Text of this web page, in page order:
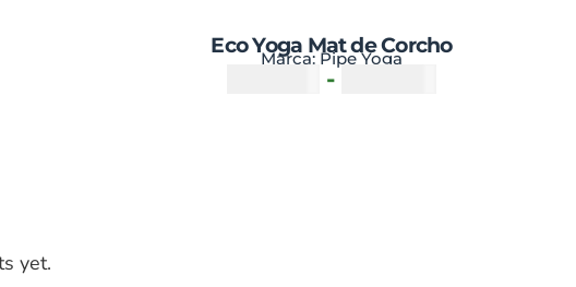
Eco Yoga Mat de Corcho
Marca: Pipe Yoga
-
yet.